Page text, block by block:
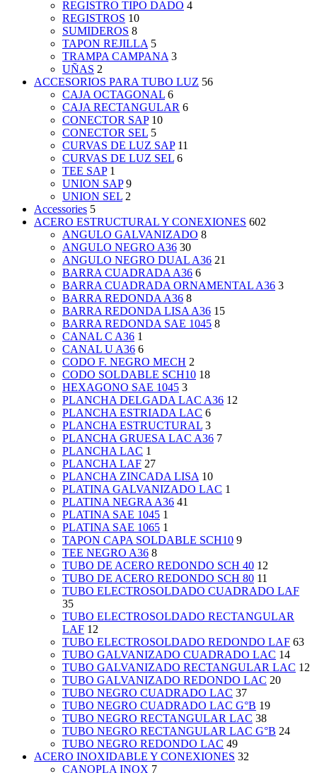
REGISTRO TIPO DADO 4
REGISTROS 10
SUMIDEROS 8
TAPON REJILLA 5
TRAMPA CAMPANA 3
UÑAS 2
ACCESORIOS PARA TUBO LUZ 56
CAJA OCTAGONAL 6
CAJA RECTANGULAR 6
CONECTOR SAP 10
CONECTOR SEL 5
CURVAS DE LUZ SAP 11
CURVAS DE LUZ SEL 6
TEE SAP 1
UNION SAP 9
UNION SEL 2
Accessories 5
ACERO ESTRUCTURAL Y CONEXIONES 602
ANGULO GALVANIZADO 8
ANGULO NEGRO A36 30
ANGULO NEGRO DUAL A36 21
BARRA CUADRADA A36 6
BARRA CUADRADA ORNAMENTAL A36 3
BARRA REDONDA A36 8
BARRA REDONDA LISA A36 15
BARRA REDONDA SAE 1045 8
CANAL C A36 1
CANAL U A36 6
CODO F. NEGRO MECH 2
CODO SOLDABLE SCH10 18
HEXAGONO SAE 1045 3
PLANCHA DELGADA LAC A36 12
PLANCHA ESTRIADA LAC 6
PLANCHA ESTRUCTURAL 3
PLANCHA GRUESA LAC A36 7
PLANCHA LAC 1
PLANCHA LAF 27
PLANCHA ZINCADA LISA 10
PLATINA GALVANIZADO LAC 1
PLATINA NEGRA A36 41
PLATINA SAE 1045 1
PLATINA SAE 1065 1
TAPON CAPA SOLDABLE SCH10 9
TEE NEGRO A36 8
TUBO DE ACERO REDONDO SCH 40 12
TUBO DE ACERO REDONDO SCH 80 11
TUBO ELECTROSOLDADO CUADRADO LAF
35
TUBO ELECTROSOLDADO RECTANGULAR
LAF 12
TUBO ELECTROSOLDADO REDONDO LAF 63
TUBO GALVANIZADO CUADRADO LAC 14
TUBO GALVANIZADO RECTANGULAR LAC 12
TUBO GALVANIZADO REDONDO LAC 20
TUBO NEGRO CUADRADO LAC 37
TUBO NEGRO CUADRADO LAC G°B 19
TUBO NEGRO RECTANGULAR LAC 38
TUBO NEGRO RECTANGULAR LAC G°B 24
TUBO NEGRO REDONDO LAC 49
ACERO INOXIDABLE Y CONEXIONES 32
CANOPLA INOX 7